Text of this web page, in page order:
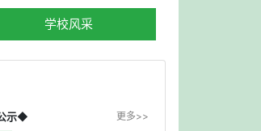
学校风采
示◆ 更多>>